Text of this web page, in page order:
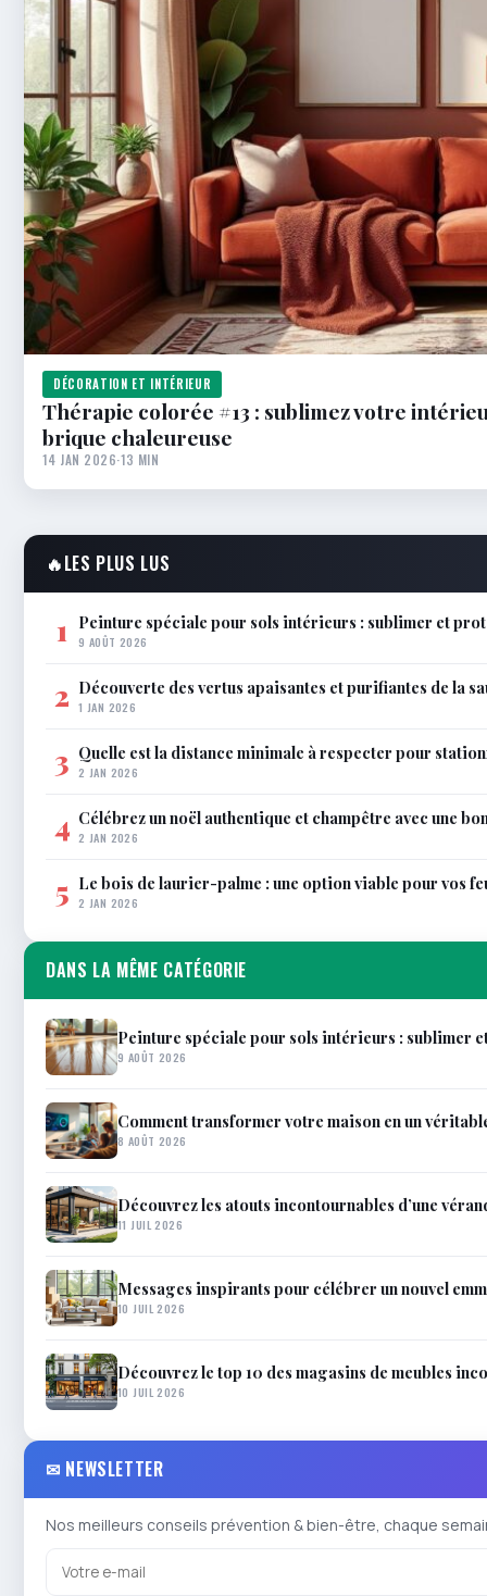
DÉCORATION ET INTÉRIEUR
Thérapie colorée #13 : sublimez votre
brique chaleureuse
14 JAN 2026·13 MIN
🔥LES PLUS LUS
1 Peinture spéciale pour sols intérieurs : sublimer et
9 AOÛT 2026
2 Découverte des vertus apaisantes et purifiantes de la
1 JAN 2026
3 Quelle est la distance minimale à respecter pour
2 JAN 2026
4 Célébrez un noël authentique et champêtre avec une
2 JAN 2026
5 Le bois de laurier-palme : une option viable pour vos
2 JAN 2026
DANS LA MÊME CATÉGORIE
Peinture spéciale pour sols intérieurs : sublimer
9 AOÛT 2026
Comment transformer votre maison en un
8 AOÛT 2026
Découvrez les atouts incontournables d’une
11 JUIL 2026
Messages inspirants pour célébrer un nouvel
10 JUIL 2026
Découvrez le top 10 des magasins de meubles
10 JUIL 2026
✉ NEWSLETTER
Nos meilleurs conseils prévention & bien-être, chaque